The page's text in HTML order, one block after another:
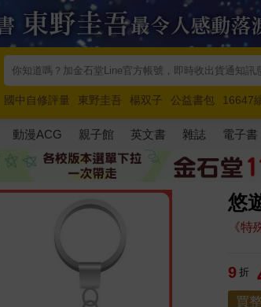
國中自修評量 東野圭吾 楊双子 公益書包 16647
唯紅花綻放
奧德賽 路邊攤新作 馬斯克 玩具總動
動漫ACG 親子館 英文書 雜誌 電子書
悠
《
9 折
買